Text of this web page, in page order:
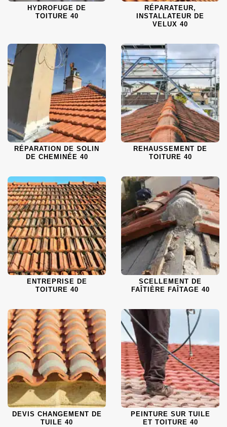
HYDROFUGE DE
TOITURE 40
RÉPARATEUR,
INSTALLATEUR DE
VELUX 40
RÉPARATION DE SOLIN
DE CHEMINÉE 40
REHAUSSEMENT DE
TOITURE 40
ENTREPRISE DE
TOITURE 40
SCELLEMENT DE
FAÎTIÈRE FAÎTAGE 40
DEVIS CHANGEMENT DE
TUILE 40
PEINTURE SUR TUILE
ET TOITURE 40